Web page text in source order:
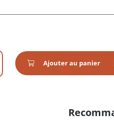
Ajouter au panier